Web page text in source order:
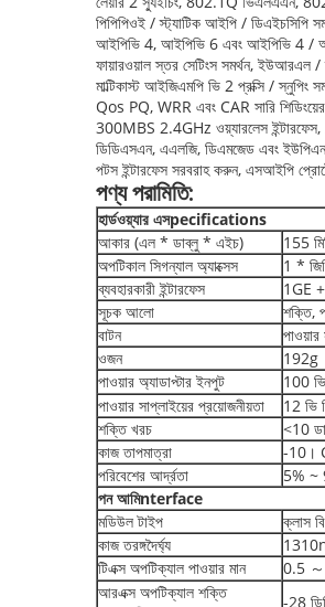
পিপিপিওই / স্ট্যাটিক আইপি / ডিএইচসিপি
আইপিভি 4, আইপিভি 6 এবং আইপিভি 4 /
ফায়ারওয়াল স্তর সেটিংস সমর্থন, ইউআরএল /
মাল্টিকাস্ট আইজিএমপি ভি 2 প্রক্সি / স্নুপিং
Qos PQ, WRR এবং CAR সারি
300MBS 2.4GHz ওয়্যারলেস ইন্টারফেস,
ডিডিএসএন, এএলজি, ডিএমজেড এবং
পটস ইন্টারফেস সরবরাহ করুন, এসআইপি
পণ্য পরামিতি:
হার্ডওয়্যার এসpecifications
আকার (এল * ডাব্লু * এইচ)
155
অপটিকাল সিগন্যাল অ্যাক্সেস
1 *
ব্যবহারকারী ইন্টারফেস
1GE
সূচক আলো
শক্তি,
বাটন
ওজন
192g
পাওয়ার অ্যাডাপ্টার ইনপুট
100
পাওয়ার সাপ্লাইয়ের প্রয়োজনীয়তা
12 ভি
শক্তি খরচ
<10
কাজ তাপমাত্রা
-10।
পরিবেশের আর্দ্রতা
5% ~
পনআমিnterface
মডিউল টাইপ
ক্লাস
কাজ তরঙ্গদৈর্ঘ্য
টিএক্স অপটিক্যাল পাওয়ার মান
0.5 ～
আরএক্স অপটিক্যাল শক্তি
-28